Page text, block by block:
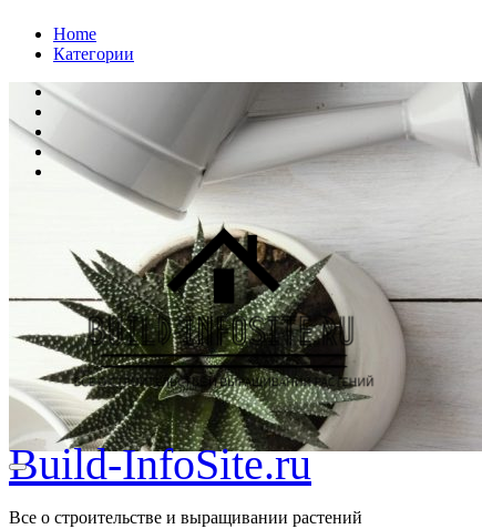
ПерейтиHome
Категории
Build-InfoSite.ru
Все о строительстве и выращивании растений